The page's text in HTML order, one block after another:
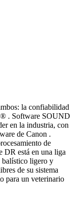
la confiabilidad
. Software SOUND
en la industria, con
de Canon .
de
está en una liga
balístico ligero y
de su sistema
para un veterinario